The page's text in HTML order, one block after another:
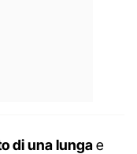
di una lungae